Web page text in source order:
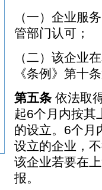
（一）企业服
管部门认可；
（二）该企业
《条例》第十
第五条 依法取
起6个月内按其
的设立。6个月
设立的企业，
该企业若要在
报。